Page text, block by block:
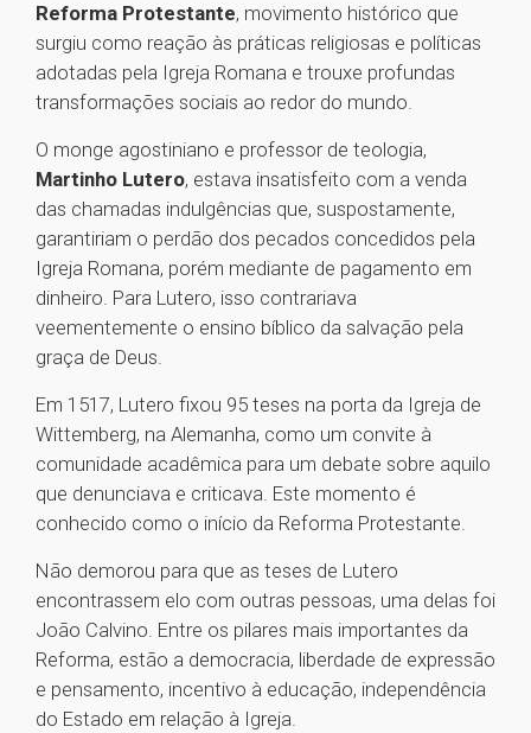
Reforma Protestante, movimento histórico que
surgiu como reação às práticas religiosas e políticas
adotadas pela Igreja Romana e trouxe profundas
transformações sociais ao redor do mundo.
O monge agostiniano e professor de teologia,
Martinho Lutero, estava insatisfeito com a venda
das chamadas indulgências que, suspostamente,
garantiriam o perdão dos pecados concedidos pela
Igreja Romana, porém mediante de pagamento em
dinheiro. Para Lutero, isso contrariava
veementemente o ensino bíblico da salvação pela
graça de Deus.
Em 1517, Lutero fixou 95 teses na porta da Igreja de
Wittemberg, na Alemanha, como um convite à
comunidade acadêmica para um debate sobre aquilo
que denunciava e criticava. Este momento é
conhecido como o início da Reforma Protestante.
Não demorou para que as teses de Lutero
encontrassem elo com outras pessoas, uma delas foi
João Calvino. Entre os pilares mais importantes da
Reforma, estão a democracia, liberdade de expressão
e pensamento, incentivo à educação, independência
do Estado em relação à Igreja.